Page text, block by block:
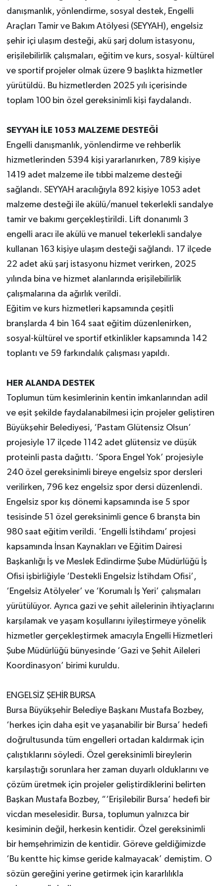
danışmanlık, yönlendirme, sosyal destek, Engelli
Araçları Tamir ve Bakım Atölyesi (SEYYAH), engelsiz
şehir içi ulaşım desteği, akü şarj dolum istasyonu,
erişilebilirlik çalışmaları, eğitim ve kurs, sosyal- kültürel
ve sportif projeler olmak üzere 9 başlıkta hizmetler
yürütüldü. Bu hizmetlerden 2025 yılı içerisinde
toplam 100 bin özel gereksinimli kişi faydalandı.
SEYYAH İLE 1053 MALZEME DESTEĞİ
Engelli danışmanlık, yönlendirme ve rehberlik
hizmetlerinden 5394 kişi yararlanırken, 789 kişiye
1419 adet malzeme ile tıbbi malzeme desteği
sağlandı. SEYYAH aracılığıyla 892 kişiye 1053 adet
malzeme desteği ile akülü/manuel tekerlekli sandalye
tamir ve bakımı gerçekleştirildi. Lift donanımlı 3
engelli aracı ile akülü ve manuel tekerlekli sandalye
kullanan 163 kişiye ulaşım desteği sağlandı. 17 ilçede
22 adet akü şarj istasyonu hizmet verirken, 2025
yılında bina ve hizmet alanlarında erişilebilirlik
çalışmalarına da ağırlık verildi.
Eğitim ve kurs hizmetleri kapsamında çeşitli
branşlarda 4 bin 164 saat eğitim düzenlenirken,
sosyal-kültürel ve sportif etkinlikler kapsamında 142
toplantı ve 59 farkındalık çalışması yapıldı.
HER ALANDA DESTEK
Toplumun tüm kesimlerinin kentin imkanlarından adil
ve eşit şekilde faydalanabilmesi için projeler geliştiren
Büyükşehir Belediyesi, ‘Pastam Glütensiz Olsun’
projesiyle 17 ilçede 1142 adet glütensiz ve düşük
proteinli pasta dağıttı. ‘Spora Engel Yok’ projesiyle
240 özel gereksinimli bireye engelsiz spor dersleri
verilirken, 796 kez engelsiz spor dersi düzenlendi.
Engelsiz spor kış dönemi kapsamında ise 5 spor
tesisinde 51 özel gereksinimli gence 6 branşta bin
980 saat eğitim verildi. ‘Engelli İstihdamı’ projesi
kapsamında İnsan Kaynakları ve Eğitim Dairesi
Başkanlığı İş ve Meslek Edindirme Şube Müdürlüğü İş
Ofisi işbirliğiyle ‘Destekli Engelsiz İstihdam Ofisi’,
‘Engelsiz Atölyeler’ ve ‘Korumalı İş Yeri’ çalışmaları
yürütülüyor. Ayrıca gazi ve şehit ailelerinin ihtiyaçlarını
karşılamak ve yaşam koşullarını iyileştirmeye yönelik
hizmetler gerçekleştirmek amacıyla Engelli Hizmetleri
Şube Müdürlüğü bünyesinde ‘Gazi ve Şehit Aileleri
Koordinasyon’ birimi kuruldu.
ENGELSİZ ŞEHİR BURSA
Bursa Büyükşehir Belediye Başkanı Mustafa Bozbey,
‘herkes için daha eşit ve yaşanabilir bir Bursa’ hedefi
doğrultusunda tüm engelleri ortadan kaldırmak için
çalıştıklarını söyledi. Özel gereksinimli bireylerin
karşılaştığı sorunlara her zaman duyarlı olduklarını ve
çözüm üretmek için projeler geliştirdiklerini belirten
Başkan Mustafa Bozbey, “‘Erişilebilir Bursa’ hedefi bir
vicdan meselesidir. Bursa, toplumun yalnızca bir
kesiminin değil, herkesin kentidir. Özel gereksinimli
bir hemşehrimizin de kentidir. Göreve geldiğimizde
‘Bu kentte hiç kimse geride kalmayacak’ demiştim. O
sözün gereğini yerine getirmek için kararlılıkla